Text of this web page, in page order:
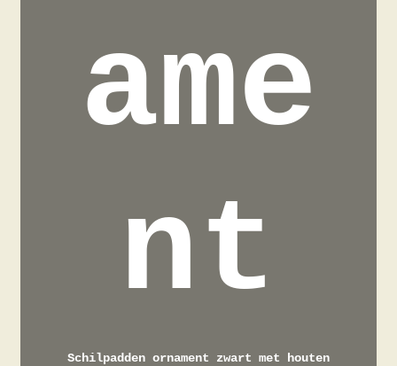
ame
nt
Schilpadden ornament zwart met houten